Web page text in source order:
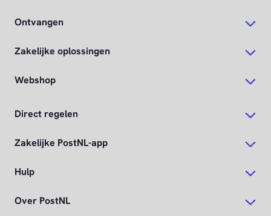
Ontvangen
Zakelijke oplossingen
Webshop
Direct regelen
Zakelijke PostNL-app
Hulp
Over PostNL